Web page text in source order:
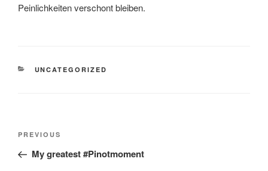
Peinlichkeiten verschont bleiben.
CATEGORIES
UNCATEGORIZED
Post
Previous
Post
PREVIOUS
My greatest #Pinotmoment